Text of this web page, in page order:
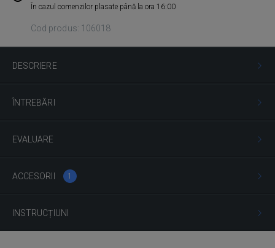
În cazul comenzilor plasate până la ora 16:00
Cod produs: 106018
DESCRIERE
ÎNTREBĂRI
EVALUARE
ACCESORII 1
INSTRUCȚIUNI